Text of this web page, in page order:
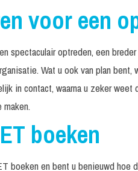
voor een
spectaculair optreden, een
Wat u ook van plan
in contact, waarna u zeker
boeken
boeken en bent u benieuwd hoe